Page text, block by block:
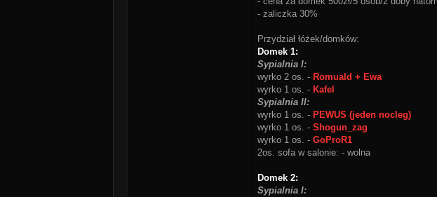
- zaliczka 30%
Przydział łóżek/domków:
Domek 1:
Sypialnia I:
wyrko 2 os. - Romuald + Ewa
wyrko 1 os. - Kafel
Sypialnia II:
wyrko 1 os. - PEWUS (jeden nocleg)
wyrko 1 os. - Shogun_zag
wyrko 1 os. - GoProR1
2os. sofa w salonie: - wolna
Domek 2:
Sypialnia I: